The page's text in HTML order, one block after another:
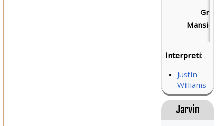
Interpreti:
Justin
Williams
Jarvin